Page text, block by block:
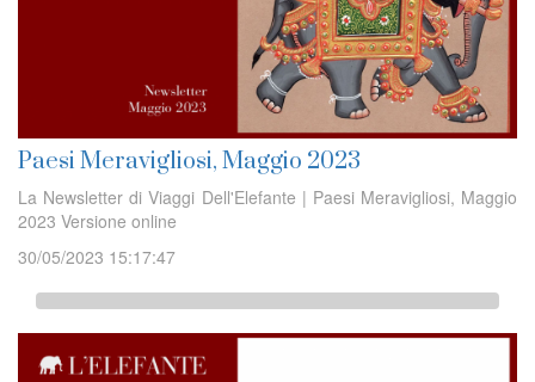
Paesi Meravigliosi, Maggio 2023
La Newsletter di Viaggi Dell'Elefante | Paesi Meravigliosi, Maggio
2023 Versione online
30/05/2023 15:17:47